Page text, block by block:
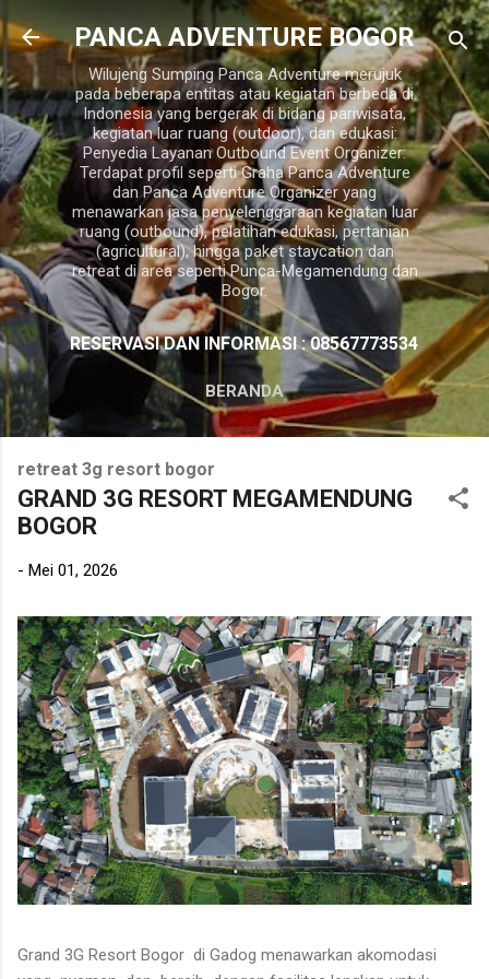
Langsung ke konten utama
PANCA ADVENTURE BOGOR
Wilujeng Sumping Panca Adventure merujuk
pada beberapa entitas atau kegiatan berbeda di
Indonesia yang bergerak di bidang pariwisata,
kegiatan luar ruang (outdoor), dan edukasi:
Penyedia Layanan Outbound Event Organizer:
Terdapat profil seperti Graha Panca Adventure
dan Panca Adventure Organizer yang
menawarkan jasa penyelenggaraan kegiatan luar
ruang (outbound), pelatihan edukasi, pertanian
(agricultural), hingga paket staycation dan
retreat di area seperti Punca-Megamendung dan
Bogor.
RESERVASI DAN INFORMASI : 08567773534
BERANDA
retreat 3g resort bogor
GRAND 3G RESORT MEGAMENDUNG
BOGOR
- Mei 01, 2026
Grand 3G Resort Bogor di Gadog menawarkan akomodasi